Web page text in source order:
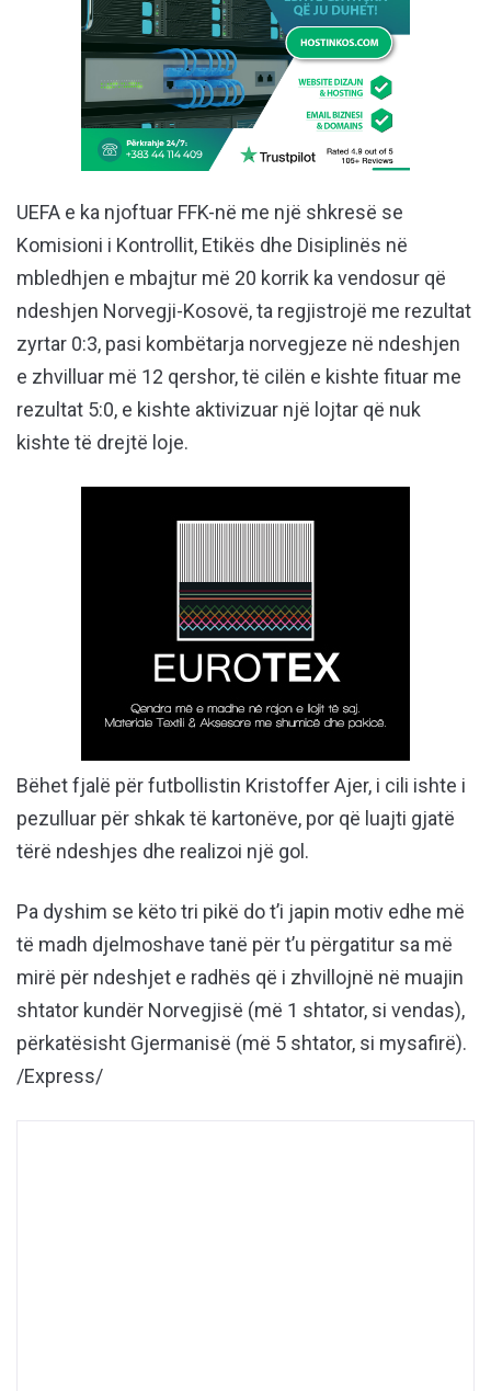
UEFA e ka njoftuar FFK-në me një shkresë se
Komisioni i Kontrollit, Etikës dhe Disiplinës në
mbledhjen e mbajtur më 20 korrik ka vendosur që
ndeshjen Norvegji-Kosovë, ta regjistrojë me rezultat
zyrtar 0:3, pasi kombëtarja norvegjeze në ndeshjen
e zhvilluar më 12 qershor, të cilën e kishte fituar me
rezultat 5:0, e kishte aktivizuar një lojtar që nuk
kishte të drejtë loje.
Bëhet fjalë për futbollistin Kristoffer Ajer, i cili ishte i
pezulluar për shkak të kartonëve, por që luajti gjatë
tërë ndeshjes dhe realizoi një gol.
Pa dyshim se këto tri pikë do t’i japin motiv edhe më
të madh djelmoshave tanë për t’u përgatitur sa më
mirë për ndeshjet e radhës që i zhvillojnë në muajin
shtator kundër Norvegjisë (më 1 shtator, si vendas),
përkatësisht Gjermanisë (më 5 shtator, si mysafirë).
/Express/